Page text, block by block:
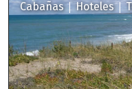
Cabañas| Hoteles|